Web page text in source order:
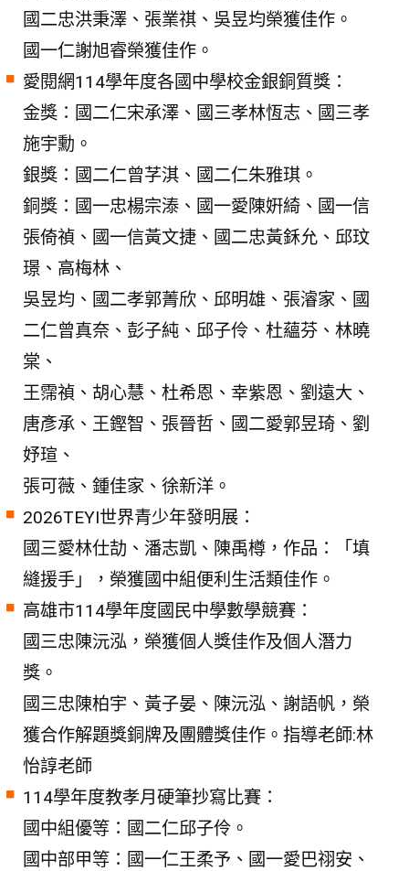
國二忠洪秉澤、張業祺、吳昱均榮獲佳作。
國一仁謝旭睿榮獲佳作。
愛閱網114學年度各國中學校金銀銅質獎：
金獎：國二仁宋承澤、國三孝林恆志、國三孝
施宇勳。
銀獎：國二仁曾芓淇、國二仁朱雅琪。
銅獎：國一忠楊宗溙、國一愛陳姸綺、國一信
張倚禎、國一信黃文捷、國二忠黃鉌允、邱玟
璟、高梅林、
吳昱均、國二孝郭菁欣、邱明雄、張濬家、國
二仁曾真奈、彭子純、邱子伶、杜蘊芬、林曉
棠、
王霈禎、胡心慧、杜希恩、幸紫恩、劉遠大、
唐彥承、王鏗智、張晉哲、國二愛郭昱琦、劉
妤瑄、
張可薇、鍾佳家、徐新洋。
2026TEYI世界青少年發明展：
國三愛林仕劼、潘志凱、陳禹樽，作品：「填
縫援手」，榮獲國中組便利生活類佳作。
高雄市114學年度國民中學數學競賽：
國三忠陳沅泓，榮獲個人獎佳作及個人潛力
獎。
國三忠陳柏宇、黃子晏、陳沅泓、謝語帆，榮
獲合作解題獎銅牌及團體獎佳作。指導老師:林
怡諄老師
114學年度教孝月硬筆抄寫比賽：
國中組優等：國二仁邱子伶。
國中部甲等：國一仁王柔予、國一愛巴祤安、